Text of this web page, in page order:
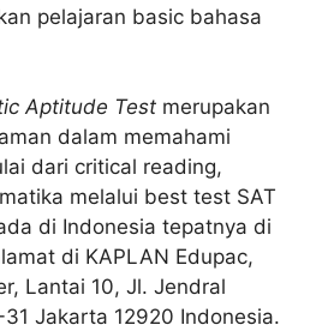
pelajaran basic bahasa
Aptitude Test merupakan
dalam memahami
dari critical reading,
melalui best test SAT
di Indonesia tepatnya di
di KAPLAN Edupac,
Lantai 10, Jl. Jendral
Jakarta 12920 Indonesia.